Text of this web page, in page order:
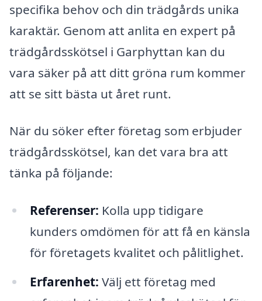
specifika behov och din trädgårds unika
karaktär. Genom att anlita en expert på
trädgårdsskötsel i Garphyttan kan du
vara säker på att ditt gröna rum kommer
att se sitt bästa ut året runt.
När du söker efter företag som erbjuder
trädgårdsskötsel, kan det vara bra att
tänka på följande:
Referenser: Kolla upp tidigare
kunders omdömen för att få en känsla
för företagets kvalitet och pålitlighet.
Erfarenhet: Välj ett företag med